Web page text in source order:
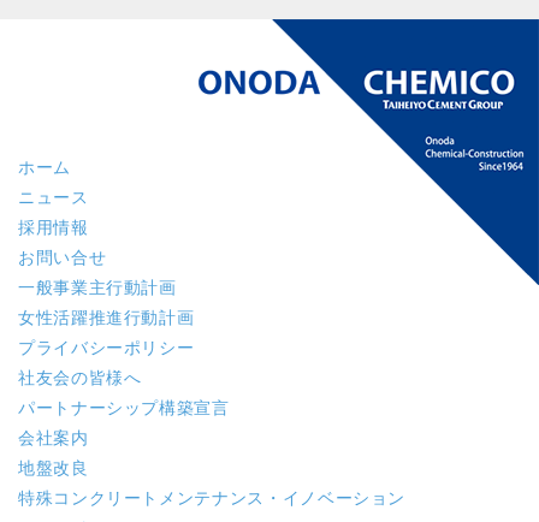
ホーム
ニュース
採用情報
お問い合せ
一般事業主行動計画
女性活躍推進行動計画
プライバシーポリシー
社友会の皆様へ
パートナーシップ構築宣言
会社案内
地盤改良
特殊コンクリート メンテナンス・イノベーション